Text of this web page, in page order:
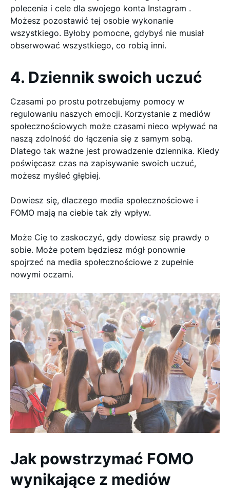
polecenia i cele dla swojego konta Instagram .
Możesz pozostawić tej osobie wykonanie
wszystkiego. Byłoby pomocne, gdybyś nie musiał
obserwować wszystkiego, co robią inni.
4. Dziennik swoich uczuć
Czasami po prostu potrzebujemy pomocy w
regulowaniu naszych emocji. Korzystanie z mediów
społecznościowych może czasami nieco wpływać na
naszą zdolność do łączenia się z samym sobą.
Dlatego tak ważne jest prowadzenie dziennika. Kiedy
poświęcasz czas na zapisywanie swoich uczuć,
możesz myśleć głębiej.
Dowiesz się, dlaczego media społecznościowe i
FOMO mają na ciebie tak zły wpływ.
Może Cię to zaskoczyć, gdy dowiesz się prawdy o
sobie. Może potem będziesz mógł ponownie
spojrzeć na media społecznościowe z zupełnie
nowymi oczami.
Jak powstrzymać FOMO
wynikające z mediów